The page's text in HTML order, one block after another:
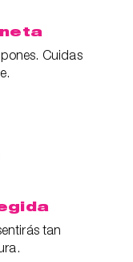
Cuidas
tan